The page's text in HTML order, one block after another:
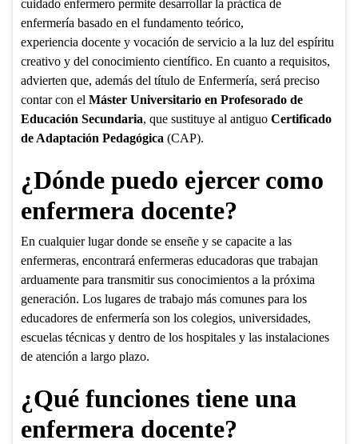
cuidado enfermero permite desarrollar la práctica de
enfermería basado en el fundamento teórico,
experiencia docente y vocación de servicio a la luz del espíritu
creativo y del conocimiento científico. En cuanto a requisitos,
advierten que, además del título de Enfermería, será preciso
contar con el Máster Universitario en Profesorado de
Educación Secundaria, que sustituye al antiguo Certificado
de Adaptación Pedagógica (CAP).
¿Dónde puedo ejercer como
enfermera docente?
En cualquier lugar donde se enseñe y se capacite a las
enfermeras, encontrará enfermeras educadoras que trabajan
arduamente para transmitir sus conocimientos a la próxima
generación. Los lugares de trabajo más comunes para los
educadores de enfermería son los colegios, universidades,
escuelas técnicas y dentro de los hospitales y las instalaciones
de atención a largo plazo.
¿Qué funciones tiene una
enfermera docente?